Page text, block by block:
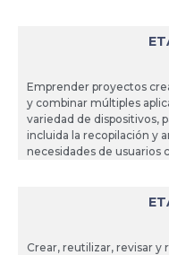
Emprender proyectos
y combinar múltiples
variedad de dispositivos,
incluida la recopilación y
necesidades de usuarios
Crear, reutilizar, revisar y